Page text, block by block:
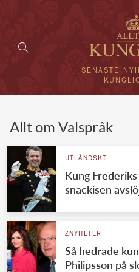
SENASTE
VÄRLDENS
Svenska
Brittiska
Allt om Valspråk
UTLÄNDSKT
Kung
snackisen
ZNYHETER
Så hedrade
Philipsson på